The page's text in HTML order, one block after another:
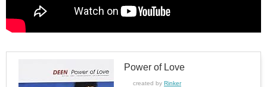
Power of Love
created by Rinker